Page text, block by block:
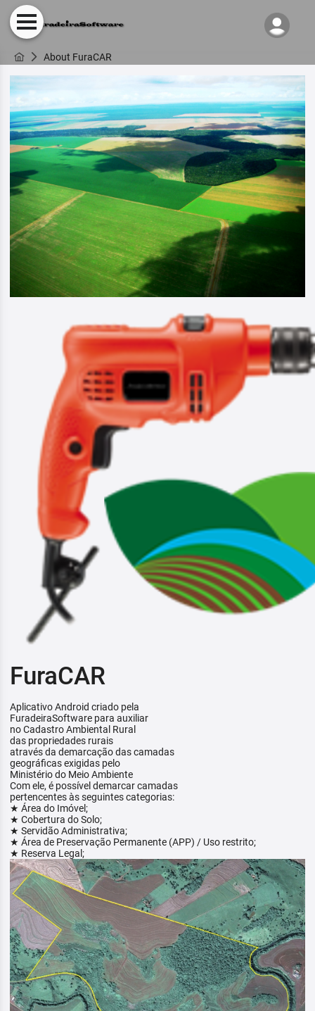
About FuraCAR
FuraCAR
Aplicativo Android criado pela
FuradeiraSoftware para auxiliar
no Cadastro Ambiental Rural
das propriedades rurais
através da demarcação das camadas
geográficas exigidas pelo
Ministério do Meio Ambiente
Com ele, é possível demarcar camadas
pertencentes às seguintes categorias:
★ Área do Imóvel;
★ Cobertura do Solo;
★ Servidão Administrativa;
★ Área de Preservação Permanente (APP) / Uso restrito;
★ Reserva Legal;